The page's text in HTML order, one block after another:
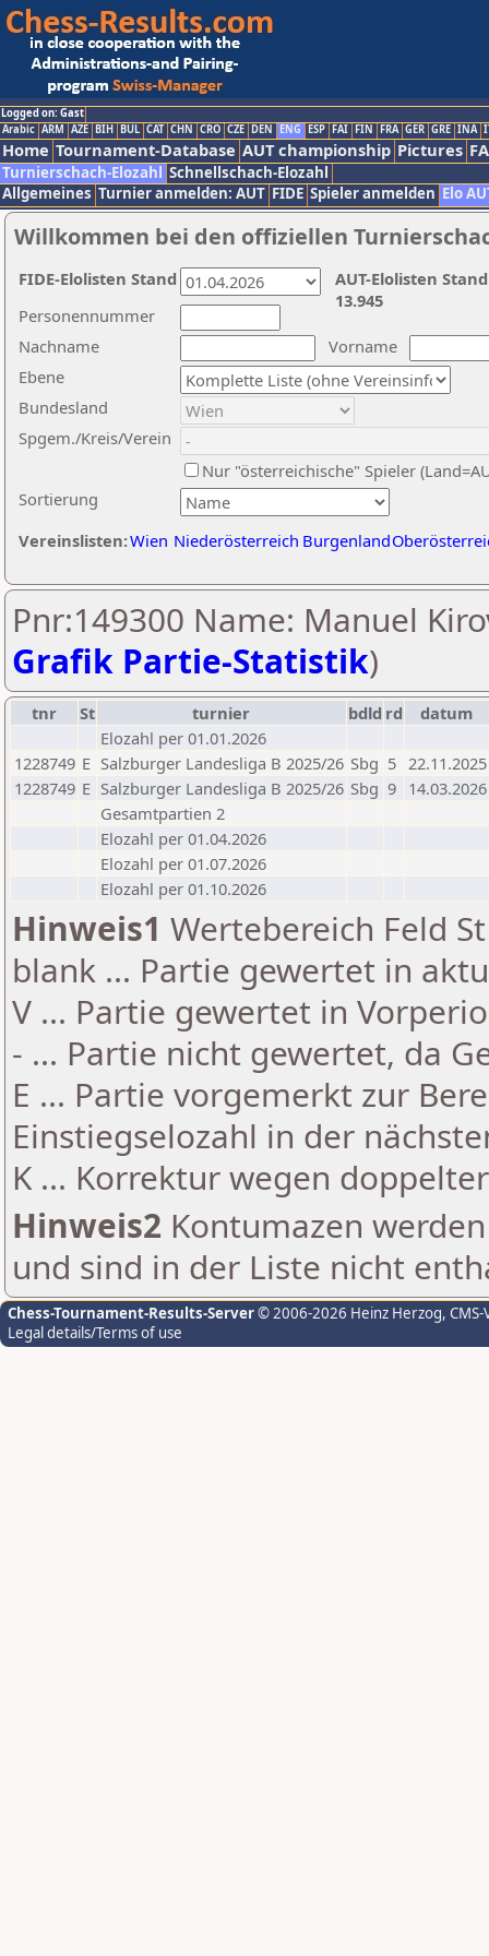
Logged on: Gast
Arabic ARM AZE BIH BUL CAT CHN CRO CZE DEN ENG ESP FAI FIN FRA GER GRE INA
Home Tournament-Database AUT championship Pictures
Turnierschach-Elozahl Schnellschach-Elozahl
Allgemeines Turnier anmelden: AUT FIDE Spieler anmelden Elo
Willkommen bei den offiziellen
Nachname
Vorname
Ebene
Sortierung
Personennummer
Bundesland
Spgem./Kreis/Verein
Nur "österreichische" Spieler
Vereinslisten:Wien Niederösterreich Burgenland
AUT-Elolisten
13.945
FIDE-Elolisten Stand
Pnr:149300 Name: Manuel
Grafik Partie-Statistik)
tnr St turnier bdld rd
datum
Elozahl per 01.01.2026
1228749 E Salzburger Landesliga B 2025/26 Sbg 5 22.11.2025
1228749 E Salzburger Landesliga B 2025/26 Sbg 9 14.03.2026
Gesamtpartien 2
Elozahl per 01.04.2026
Elozahl per 01.07.2026
Elozahl per 01.10.2026
Hinweis1 Wertebereich Feld
blank ... Partie gewertet in
V ... Partie gewertet in
- ... Partie nicht gewertet, da
E ... Partie vorgemerkt zur
Einstiegselozahl in der
K ... Korrektur wegen
Hinweis2 Kontumazen
und sind in der Liste nicht
Chess-Tournament-Results-Server© 2006-2026 Heinz Herzog,
Legal details/Terms of use